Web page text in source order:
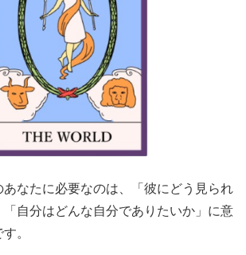
なたに必要なのは、「彼にどう見られ
「自分はどんな自分でありたいか」に意
。